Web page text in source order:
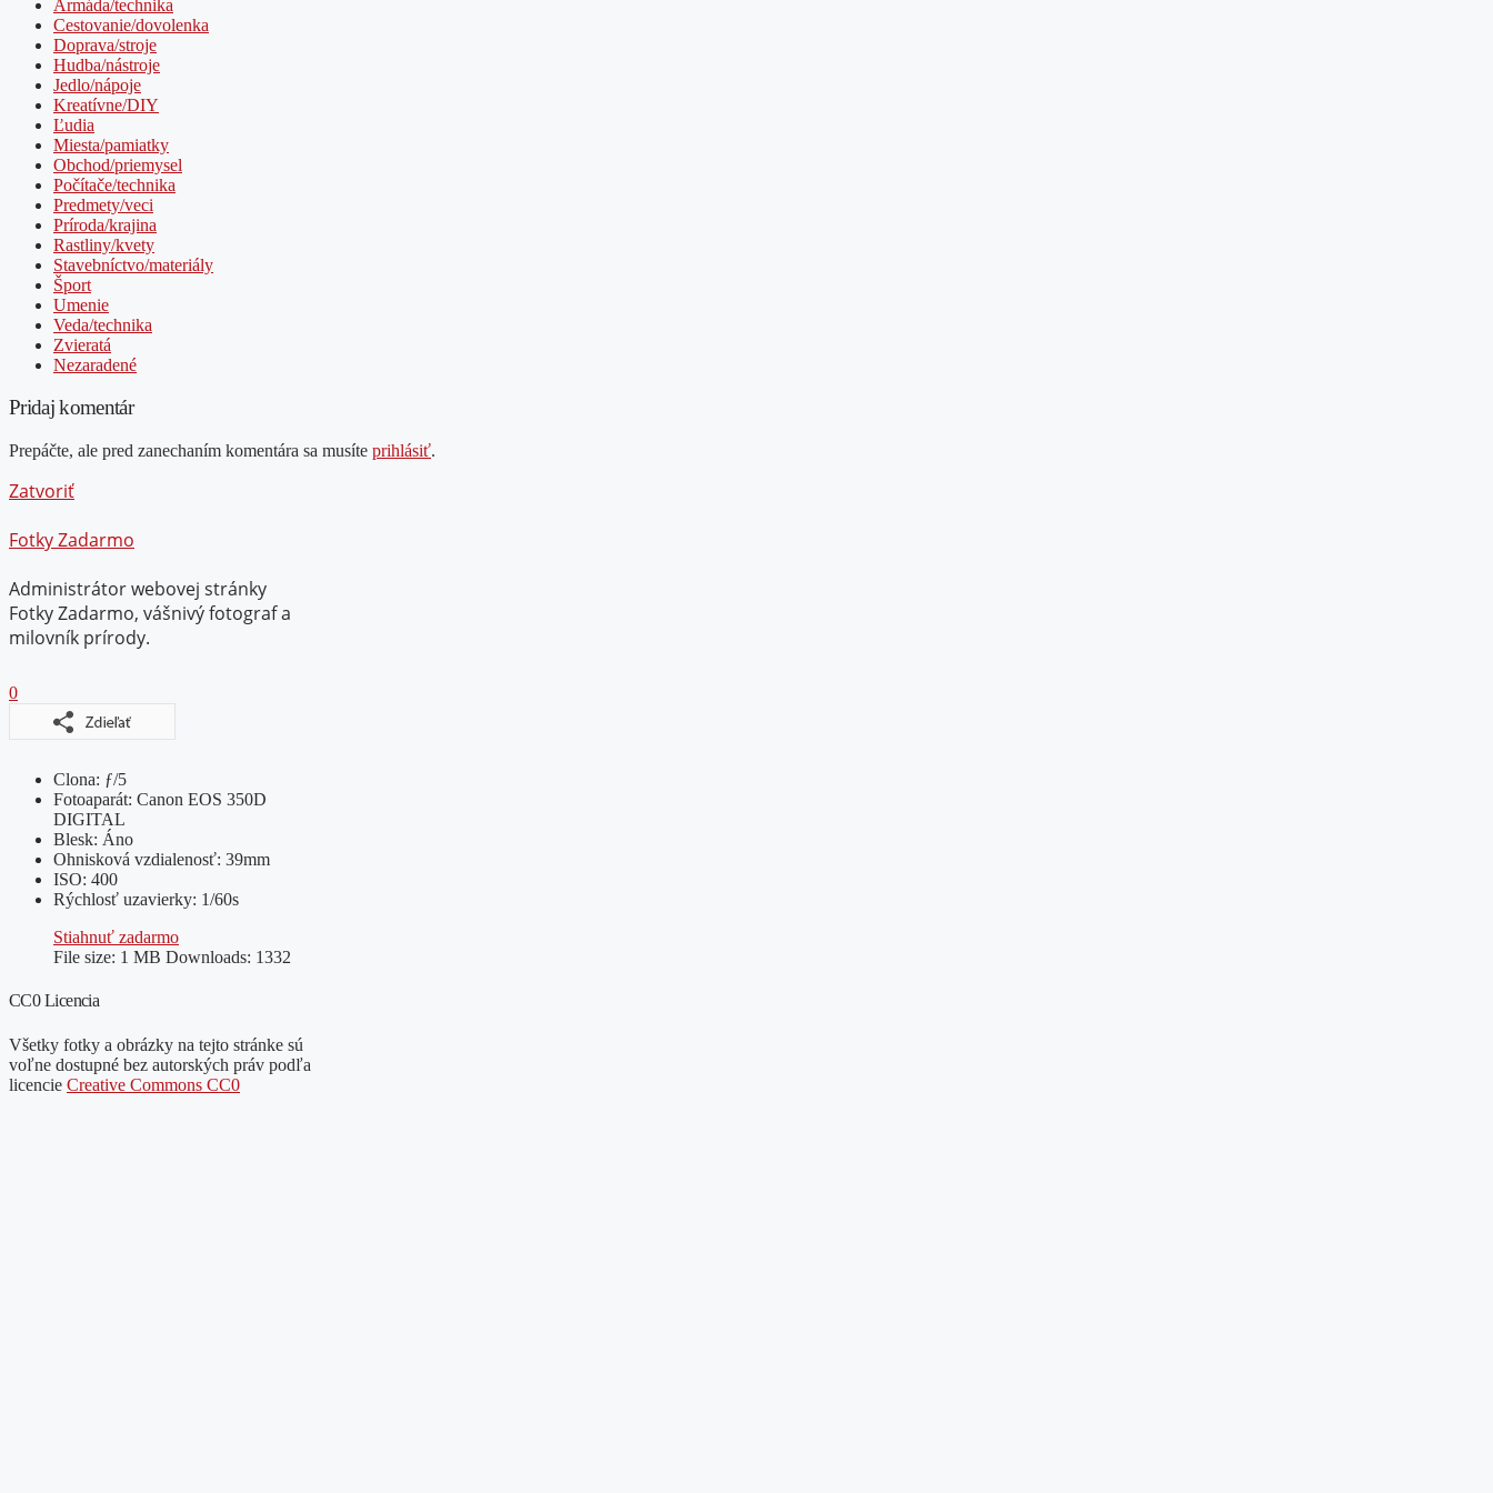
Armáda/technika
Cestovanie/dovolenka
Doprava/stroje
Hudba/nástroje
Jedlo/nápoje
Kreatívne/DIY
Ľudia
Miesta/pamiatky
Obchod/priemysel
Počítače/technika
Predmety/veci
Príroda/krajina
Rastliny/kvety
Stavebníctvo/materiály
Šport
Umenie
Veda/technika
Zvieratá
Nezaradené
Pridaj komentár
Prepáčte, ale pred zanechaním komentára sa musíte prihlásiť.
Zatvoriť
Fotky Zadarmo
Administrátor webovej stránky
Fotky Zadarmo, vášnivý fotograf a
milovník prírody.
0
Clona: ƒ/5
Fotoaparát: Canon EOS 350D
DIGITAL
Blesk: Áno
Ohnisková vzdialenosť: 39mm
ISO: 400
Rýchlosť uzavierky: 1/60s
Stiahnuť zadarmo
File size: 1 MB Downloads: 1332
CC0 Licencia
Všetky fotky a obrázky na tejto stránke sú
voľne dostupné bez autorských práv podľa
licencie Creative Commons CC0